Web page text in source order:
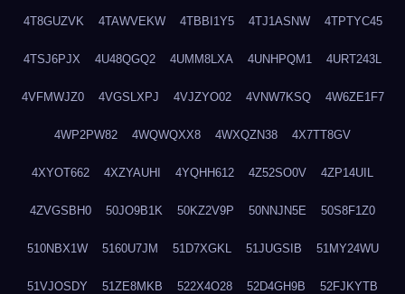
4T8GUZVK 4TAWVEKW 4TBBI1Y5 4TJ1ASNW 4TPTYC45
4TSJ6PJX 4U48QGQ2 4UMM8LXA 4UNHPQM1 4URT243L
4VFMWJZ0 4VGSLXPJ 4VJZYO02 4VNW7KSQ 4W6ZE1F7
4WP2PW82 4WQWQXX8 4WXQZN38 4X7TT8GV
4XYOT662 4XZYAUHI 4YQHH612 4Z52SO0V 4ZP14UIL
4ZVGSBH0 50JO9B1K 50KZ2V9P 50NNJN5E 50S8F1Z0
510NBX1W 5160U7JM 51D7XGKL 51JUGSIB 51MY24WU
51VJOSDY 51ZE8MKB 522X4O28 52D4GH9B 52FJKYTB